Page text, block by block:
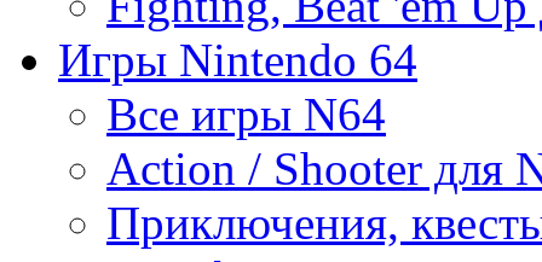
Игры Nintendo 64
Все игры N64
Action / Shooter для
Приключения,